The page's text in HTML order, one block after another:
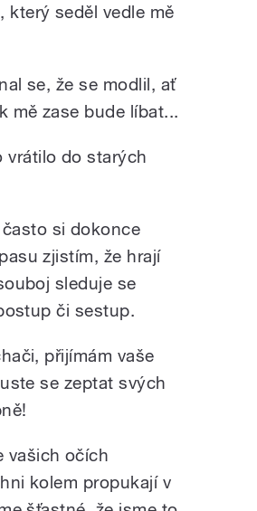
který seděl vedle mě
se, že se modlil, ať
mě zase bude líbat...
vrátilo do starých
si dokonce
zjistím, že hrají
sleduje se
či sestup.
přijímám vaše
se zeptat svých
vašich očích
kolem propukají v